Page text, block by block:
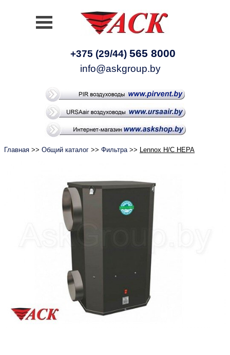
+375 (29/44) 565 8000
info@askgroup.by
Главная >> Общий каталог >> Фильтра>> Lennox H/C HEPA